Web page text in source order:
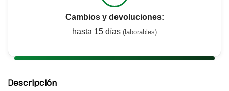
Cambios y devoluciones:
hasta 15 días (laborables)
Descripción